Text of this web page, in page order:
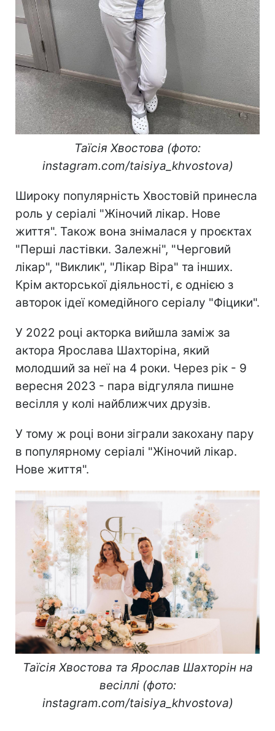
Таїсія Хвостова (фото:
instagram.com/taisiya_khvostova)
Широку популярність Хвостовій принесла
роль у серіалі "Жіночий лікар. Нове
життя". Також вона знімалася у проєктах
"Перші ластівки. Залежні", "Черговий
лікар", "Виклик", "Лікар Віра" та інших.
Крім акторської діяльності, є однією з
авторок ідеї комедійного серіалу "Фіцики".
У 2022 році акторка вийшла заміж за
актора Ярослава Шахторіна, який
молодший за неї на 4 роки. Через рік - 9
вересня 2023 - пара відгуляла пишне
весілля у колі найближчих друзів.
У тому ж році вони зіграли закохану пару
в популярному серіалі "Жіночий лікар.
Нове життя".
Таїсія Хвостова та Ярослав Шахторін на
весіллі (фото:
instagram.com/taisiya_khvostova)